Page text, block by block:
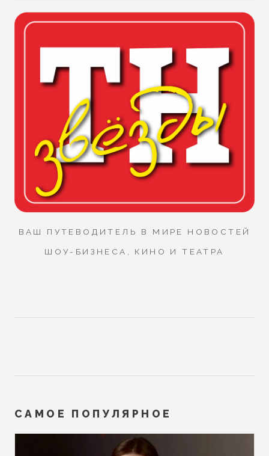
ВАШ ПУТЕВОДИТЕЛЬ В МИРЕ НОВОСТЕЙ
ШОУ-БИЗНЕСА, КИНО И ТЕАТРА
САМОЕ ПОПУЛЯРНОЕ